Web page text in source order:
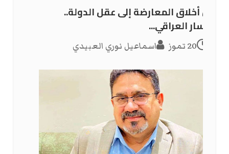
من أخلاق المعارضة إلى عقل الدولة..
اليسار العراقي...
20 تموز اسماعيل نوري العبيدي